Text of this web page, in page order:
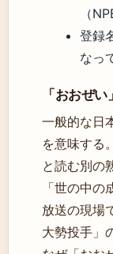
（
登録
なっ
「おおぜ
一般的な日
を意味する
と読む別の
「世の中の
放送の現場
大勢投手」